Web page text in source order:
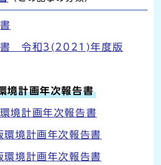
書 令和3(2021)年度版
境計画年次報告書
境計画年次報告書
境計画年次報告書
境計画年次報告書